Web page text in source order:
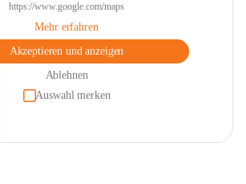
https://www.google.com/maps
Mehr erfahren
Akzeptieren und anzeigen
Ablehnen
Auswahl merken